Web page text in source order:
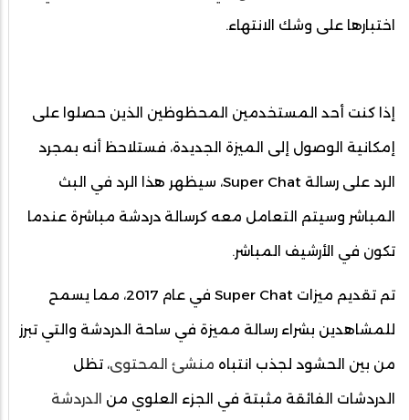
اختبارها على وشك الانتهاء.
إذا كنت أحد المستخدمين المحظوظين الذين حصلوا على
إمكانية الوصول إلى الميزة الجديدة، فستلاحظ أنه بمجرد
الرد على رسالة Super Chat، سيظهر هذا الرد في البث
المباشر وسيتم التعامل معه كرسالة دردشة مباشرة عندما
تكون في الأرشيف المباشر.
تم تقديم ميزات Super Chat في عام 2017، مما يسمح
للمشاهدين بشراء رسالة مميزة في ساحة الدردشة والتي تبرز
من بين الحشود لجذب انتباه منشئ المحتوى، تظل
الدردشات الفائقة مثبتة في الجزء العلوي من الدردشة